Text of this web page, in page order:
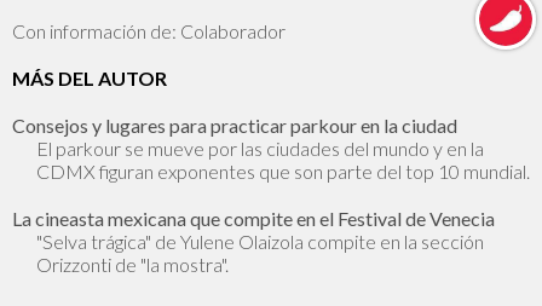
Con información de: Colaborador
MÁS DEL AUTOR
Consejos y lugares para practicar parkour en la ciudad
El parkour se mueve por las ciudades del mundo y en la
CDMX figuran exponentes que son parte del top 10 mundial.
La cineasta mexicana que compite en el Festival de Venecia
"Selva trágica" de Yulene Olaizola compite en la sección
Orizzonti de "la mostra".